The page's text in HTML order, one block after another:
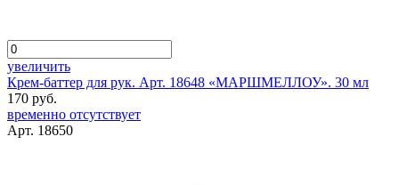
увеличить
Крем-баттер для рук. Арт. 18648 «МАРШМЕЛЛОУ». 30 мл
170 руб.
временно отсутствует
Арт. 18650